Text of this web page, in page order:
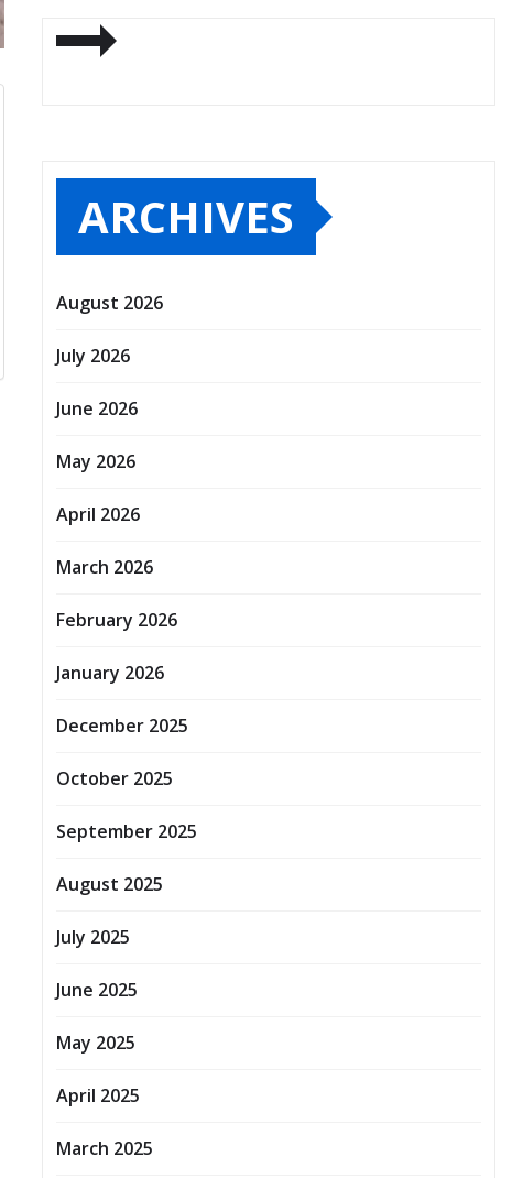
ARCHIVES
August 2026
July 2026
June 2026
May 2026
April 2026
March 2026
February 2026
January 2026
December 2025
October 2025
September 2025
August 2025
July 2025
June 2025
May 2025
April 2025
March 2025